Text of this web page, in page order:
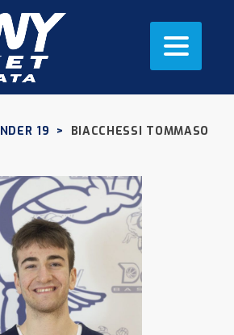
19 > BIACCHESSI TOMMASO